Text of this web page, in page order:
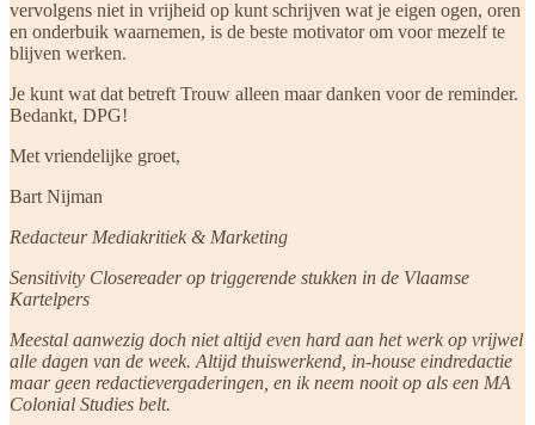
vervolgens niet in vrijheid op kunt schrijven wat je eigen ogen, oren
en onderbuik waarnemen, is de beste motivator om voor mezelf te
blijven werken.
Je kunt wat dat betreft Trouw alleen maar danken voor de reminder.
Bedankt, DPG!
Met vriendelijke groet,
Bart Nijman
Redacteur Mediakritiek & Marketing
Sensitivity Closereader op triggerende stukken in de Vlaamse
Kartelpers
Meestal aanwezig doch niet altijd even hard aan het werk op vrijwel
alle dagen van de week. Altijd thuiswerkend, in-house eindredactie
maar geen redactievergaderingen, en ik neem nooit op als een MA
Colonial Studies belt.